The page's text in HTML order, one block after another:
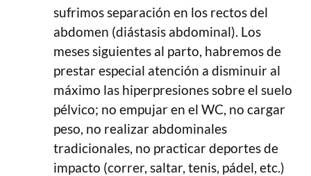
sufrimos separación en los rectos del
abdomen (diástasis abdominal). Los
meses siguientes al parto, habremos de
prestar especial atención a disminuir al
máximo las hiperpresiones sobre el suelo
pélvico; no empujar en el WC, no cargar
peso, no realizar abdominales
tradicionales, no practicar deportes de
impacto (correr, saltar, tenis, pádel, etc.)